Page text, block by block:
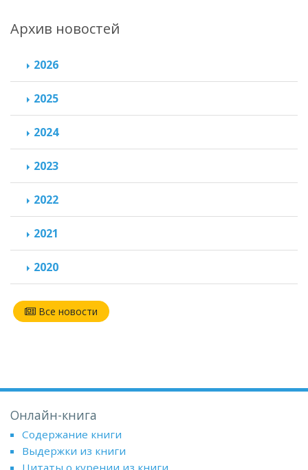
Архив новостей
2026
2025
2024
2023
2022
2021
2020
Все новости
Онлайн-книга
Содержание книги
Выдержки из книги
Цитаты о курении из книги